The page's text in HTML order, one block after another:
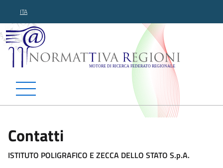
ITA
Normattiva Regioni -
Contatti
ISTITUTO POLIGRAFICO E ZECCA DELLO STATO S.p.A.